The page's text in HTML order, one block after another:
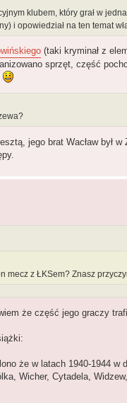
klubem, który grał w
i opowiedział na ten temat
(taki kryminał z
sprzęt, część
jego brat Wacław
mecz z ŁKSem? Znasz
że część jego graczy
że w latach 1940-1944
Wicher, Cytadela,